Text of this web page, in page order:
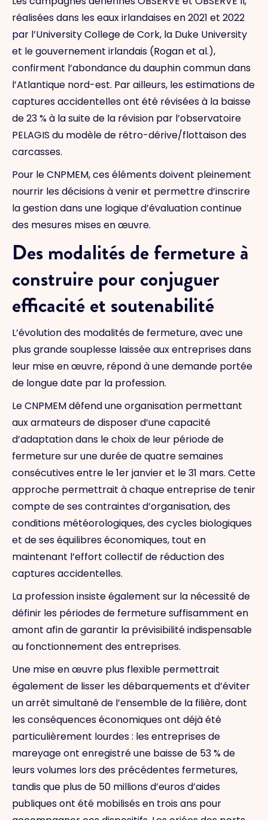
réalisées dans les eaux irlandaises en 2021 et 2022
par l’University College de Cork, la Duke University
et le gouvernement irlandais (Rogan et al.),
confirment l’abondance du dauphin commun dans
l’Atlantique nord-est. Par ailleurs, les estimations de
captures accidentelles ont été révisées à la baisse
de 23 % à la suite de la révision par l’observatoire
PELAGIS du modèle de rétro-dérive/flottaison des
carcasses.
Pour le CNPMEM, ces éléments doivent pleinement
nourrir les décisions à venir et permettre d’inscrire
la gestion dans une logique d’évaluation continue
des mesures mises en œuvre.
Des modalités de fermeture à
construire pour conjuguer
efficacité et soutenabilité
L’évolution des modalités de fermeture, avec une
plus grande souplesse laissée aux entreprises dans
leur mise en œuvre, répond à une demande portée
de longue date par la profession.
Le CNPMEM défend une organisation permettant
aux armateurs de disposer d’une capacité
d’adaptation dans le choix de leur période de
fermeture sur une durée de quatre semaines
consécutives entre le 1er janvier et le 31 mars. Cette
approche permettrait à chaque entreprise de tenir
compte de ses contraintes d’organisation, des
conditions météorologiques, des cycles biologiques
et de ses équilibres économiques, tout en
maintenant l’effort collectif de réduction des
captures accidentelles.
La profession insiste également sur la nécessité de
définir les périodes de fermeture suffisamment en
amont afin de garantir la prévisibilité indispensable
au fonctionnement des entreprises.
Une mise en œuvre plus flexible permettrait
également de lisser les débarquements et d’éviter
un arrêt simultané de l’ensemble de la filière, dont
les conséquences économiques ont déjà été
particulièrement lourdes : les entreprises de
mareyage ont enregistré une baisse de 53 % de
leurs volumes lors des précédentes fermetures,
tandis que plus de 50 millions d’euros d’aides
publiques ont été mobilisés en trois ans pour